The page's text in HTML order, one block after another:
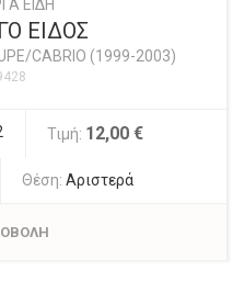
ΕΙΔΗ
ΕΙΔΟΣ
CABRIO (1999-2003)
Τιμή: 12,00 €
Θέση:Αριστερά